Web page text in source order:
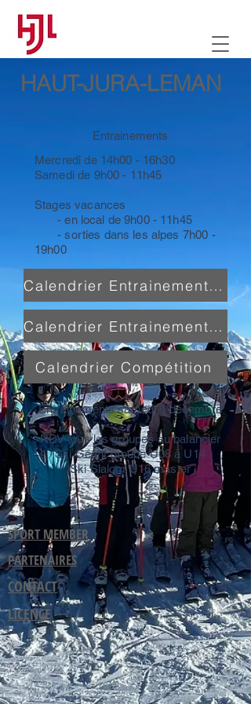
HAUT-JURA-LEMAN
Entrainements
Mercredi de 14h00 - 16h30
Samedi de 9h00 - 11h45
Stages vacances
- en local de 9h00 - 11h45
- sorties dans les alpes 7h00 -
19h00
Calendrier Entrainement Compétition
Calendrier Entrainement Découverte
Calendrier Compétition
Entrainements samedi 6 décembre
RDV tous les groupes au balancier
Ski Géant groupe U08 à U14
Ski Slalom U16 master
SPORT MEMBER
PARTENAIRES
CONTACT
LICENCE